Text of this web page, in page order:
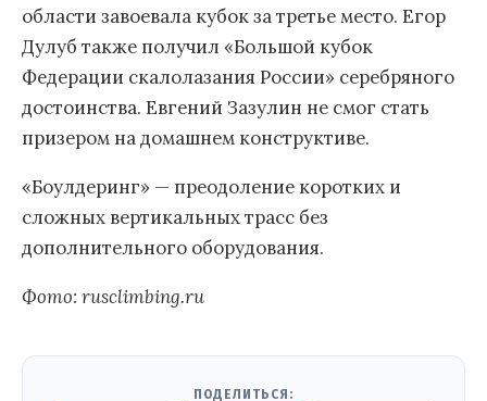
области завоевала кубок за третье место. Егор
Дулуб также получил «Большой кубок
Федерации скалолазания России» серебряного
достоинства. Евгений Зазулин не смог стать
призером на домашнем конструктиве.
«Боулдеринг» — преодоление коротких и
сложных вертикальных трасс без
дополнительного оборудования.
Фото: rusclimbing.ru
ПОДЕЛИТЬСЯ: